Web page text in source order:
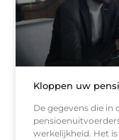
Kloppen uw
De gegevens die in
werkelijkheid. Het